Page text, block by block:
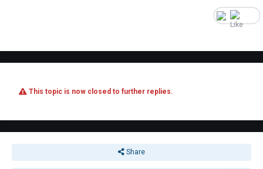
This topic is now closed to further replies.
Share